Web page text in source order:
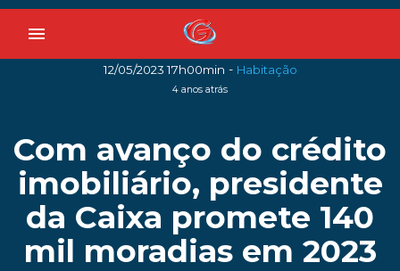
menu
12/05/2023 17h00min - Habitação
4 anos atrás
Com avanço do crédito
imobiliário, presidente
da Caixa promete 140
mil moradias em 2023